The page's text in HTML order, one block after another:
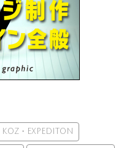
KOZ・EXPEDITON